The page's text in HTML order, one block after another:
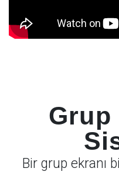
Bir grup ekranı